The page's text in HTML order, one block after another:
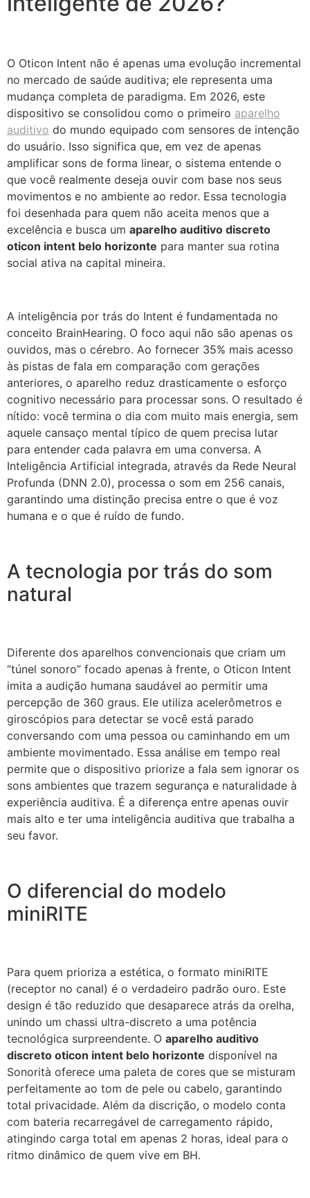
O Oticon Intent não é apenas uma evolução incremental
no mercado de saúde auditiva; ele representa uma
mudança completa de paradigma. Em 2026, este
dispositivo se consolidou como o primeiro aparelho
auditivo do mundo equipado com sensores de intenção
do usuário. Isso significa que, em vez de apenas
amplificar sons de forma linear, o sistema entende o
que você realmente deseja ouvir com base nos seus
movimentos e no ambiente ao redor. Essa tecnologia
foi desenhada para quem não aceita menos que a
excelência e busca um aparelho auditivo discreto
oticon intent belo horizonte para manter sua rotina
social ativa na capital mineira.
A inteligência por trás do Intent é fundamentada no
conceito BrainHearing. O foco aqui não são apenas os
ouvidos, mas o cérebro. Ao fornecer 35% mais acesso
às pistas de fala em comparação com gerações
anteriores, o aparelho reduz drasticamente o esforço
cognitivo necessário para processar sons. O resultado é
nítido: você termina o dia com muito mais energia, sem
aquele cansaço mental típico de quem precisa lutar
para entender cada palavra em uma conversa. A
Inteligência Artificial integrada, através da Rede Neural
Profunda (DNN 2.0), processa o som em 256 canais,
garantindo uma distinção precisa entre o que é voz
humana e o que é ruído de fundo.
A tecnologia por trás do som
natural
Diferente dos aparelhos convencionais que criam um
“túnel sonoro” focado apenas à frente, o Oticon Intent
imita a audição humana saudável ao permitir uma
percepção de 360 graus. Ele utiliza acelerômetros e
giroscópios para detectar se você está parado
conversando com uma pessoa ou caminhando em um
ambiente movimentado. Essa análise em tempo real
permite que o dispositivo priorize a fala sem ignorar os
sons ambientes que trazem segurança e naturalidade à
experiência auditiva. É a diferença entre apenas ouvir
mais alto e ter uma inteligência auditiva que trabalha a
seu favor.
O diferencial do modelo
miniRITE
Para quem prioriza a estética, o formato miniRITE
(receptor no canal) é o verdadeiro padrão ouro. Este
design é tão reduzido que desaparece atrás da orelha,
unindo um chassi ultra-discreto a uma potência
tecnológica surpreendente. O aparelho auditivo
discreto oticon intent belo horizonte disponível na
Sonorità oferece uma paleta de cores que se misturam
perfeitamente ao tom de pele ou cabelo, garantindo
total privacidade. Além da discrição, o modelo conta
com bateria recarregável de carregamento rápido,
atingindo carga total em apenas 2 horas, ideal para o
ritmo dinâmico de quem vive em BH.